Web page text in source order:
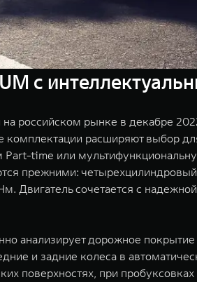
c
российском рынке в декабре
расширяют выбор
time или
прежними:
сочетается с
анализирует дорожное
и задние колеса в
поверхностях, при